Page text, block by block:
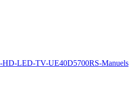
LED-TV-UE40D5700RS-Manuels